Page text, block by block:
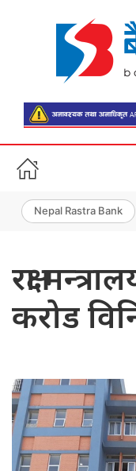
Nepal Rastra Bank
रक्षा
करोड